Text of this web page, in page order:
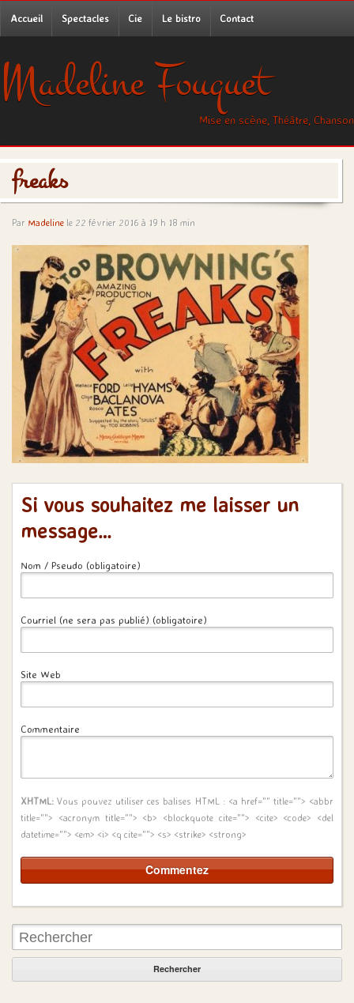
Accueil Spectacles Cie Le bistro Contact
Madeline Fouquet
Mise en scène, Théâtre, Chanson
freaks
Par Madeline le 22 février 2016 à 19 h 18 min
Si vous souhaitez me laisser un
message…
Nom / Pseudo (obligatoire)
Courriel (ne sera pas publié) (obligatoire)
Site Web
Commentaire
XHTML: Vous pouvez utiliser ces balises HTML : <a href="" title=""> <abbr
title=""> <acronym title=""> <b> <blockquote cite=""> <cite> <code> <del
datetime=""> <em> <i> <q cite=""> <s> <strike> <strong>
Rechercher: